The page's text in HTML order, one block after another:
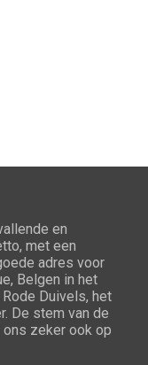
en
met een
adres voor
Belgen in het
Duivels, het
De stem van de
zeker ook op